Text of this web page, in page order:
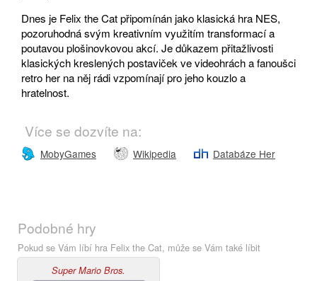
Dnes je Felix the Cat připomínán jako klasická hra NES,
pozoruhodná svým kreativním využitím transformací a
poutavou plošinovkovou akcí. Je důkazem přitažlivosti
klasických kreslených postaviček ve videohrách a fanoušci
retro her na něj rádi vzpomínají pro jeho kouzlo a
hratelnost.
Více se dozvíte na:
MobyGames Wikipedia Databáze Her
Podobné hry
Pokud se Vám líbí hra Felix the Cat, může se Vám také líbit
Super Mario Bros.